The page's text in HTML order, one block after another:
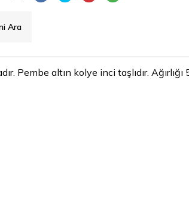
Ara
Pembe altın kolye inci taşlıdır. Ağırlığı